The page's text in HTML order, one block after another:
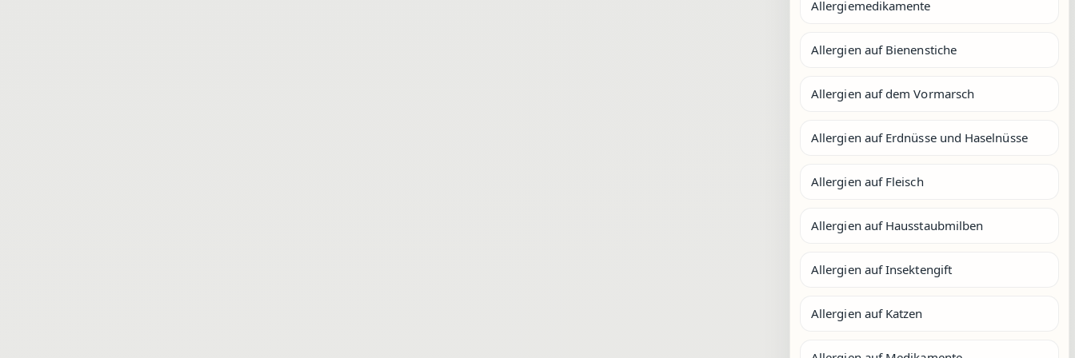
Allergiemedikamente
Allergien auf Bienenstiche
Allergien auf dem Vormarsch
Allergien auf Erdnüsse und Haselnüsse
Allergien auf Fleisch
Allergien auf Hausstaubmilben
Allergien auf Insektengift
Allergien auf Katzen